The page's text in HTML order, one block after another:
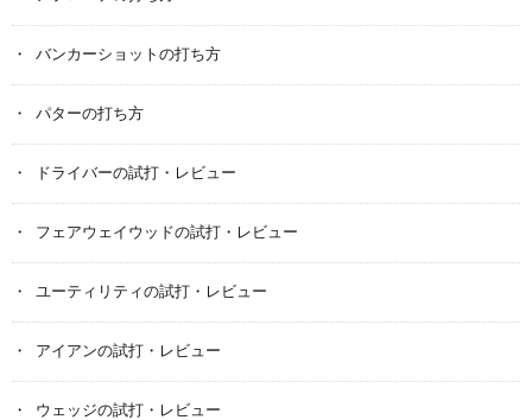
バンカーショットの打ち方
パターの打ち方
ドライバーの試打・レビュー
フェアウェイウッドの試打・レビュー
ユーティリティの試打・レビュー
アイアンの試打・レビュー
ウェッジの試打・レビュー